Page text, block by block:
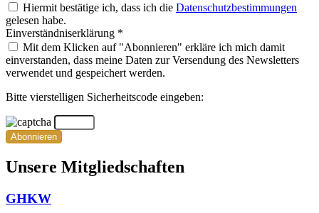
Hiermit bestätige ich, dass ich die Datenschutzbestimmungen
gelesen habe.
Einverständniserklärung *
Mit dem Klicken auf "Abonnieren" erkläre ich mich damit
einverstanden, dass meine Daten zur Versendung des Newsletters
verwendet und gespeichert werden.
Bitte vierstelligen Sicherheitscode eingeben:
Abonnieren
Unsere Mitgliedschaften
GHKW